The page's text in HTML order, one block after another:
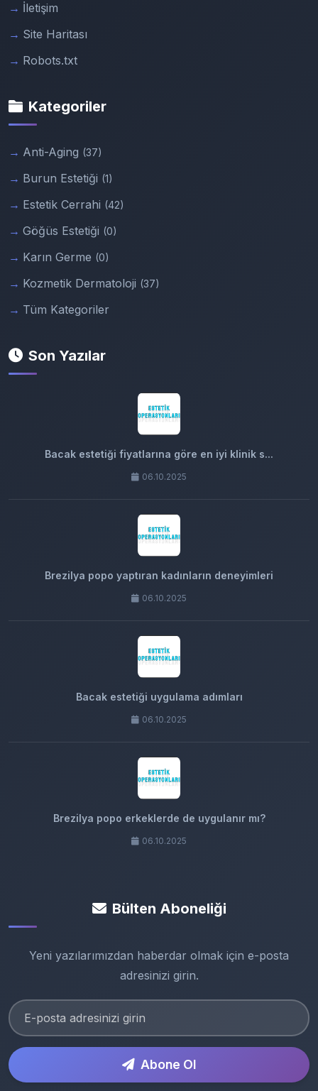
İletişim
Site Haritası
Robots.txt
Kategoriler
Anti-Aging (37)
Burun Estetiği (1)
Estetik Cerrahi (42)
Göğüs Estetiği (0)
Karın Germe (0)
Kozmetik Dermatoloji (37)
Tüm Kategoriler
Son Yazılar
Bacak estetiği fiyatlarına göre en iyi klinik s...
06.10.2025
Brezilya popo yaptıran kadınların deneyimleri
06.10.2025
Bacak estetiği uygulama adımları
06.10.2025
Brezilya popo erkeklerde de uygulanır mı?
06.10.2025
Bülten Aboneliği
Yeni yazılarımızdan haberdar olmak için e-posta
adresinizi girin.
Abone Ol